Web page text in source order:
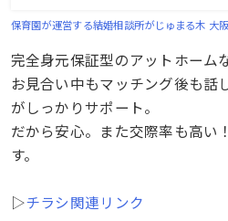
保育園が運営する結婚相談所がじゅまる木 大
完全身元保証型のアットホーム
お見合い中もマッチング後も話
がしっかりサポート。
だから安心。また交際率も高い
す。
▷チラシ関連リンク